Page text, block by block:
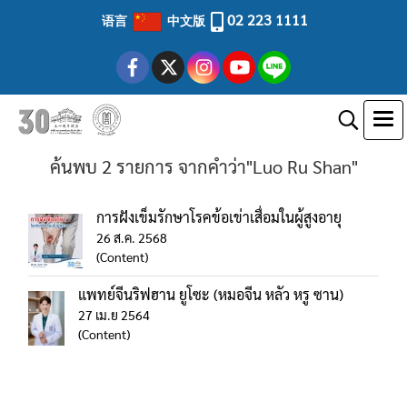
语言 中文版 02 223 1111
ค้นพบ 2 รายการ จากคำว่า"Luo Ru Shan"
การฝังเข็มรักษาโรคข้อเข่าเสื่อมในผู้สูงอายุ
26 ส.ค. 2568
(Content)
แพทย์จีนริฟฮาน ยูโซะ (หมอจีน หลัว หรู ซาน)
27 เม.ย 2564
(Content)